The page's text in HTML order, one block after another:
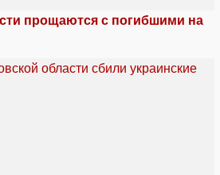
прощаются с погибшими на